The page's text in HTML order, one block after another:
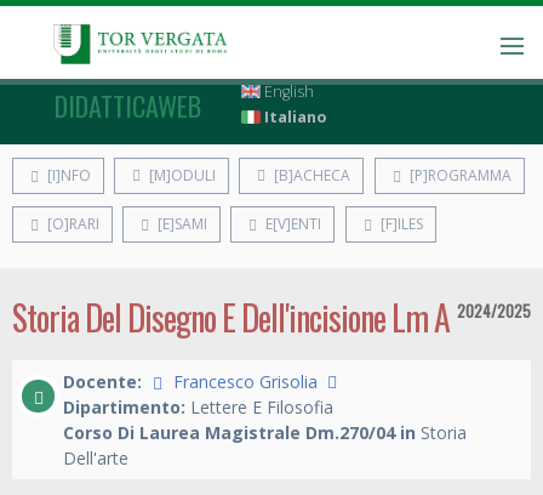
DIDATTICAWEB
English
Italiano
[I]NFO [M]ODULI [B]ACHECA [P]ROGRAMMA
[O]RARI [E]SAMI E[V]ENTI [F]ILES
Storia Del Disegno E Dell'incisione Lm A 2024/2025
Docente:
Francesco Grisolia
Dipartimento: Lettere E Filosofia
Corso Di Laurea Magistrale Dm.270/04 in Storia
Dell'arte